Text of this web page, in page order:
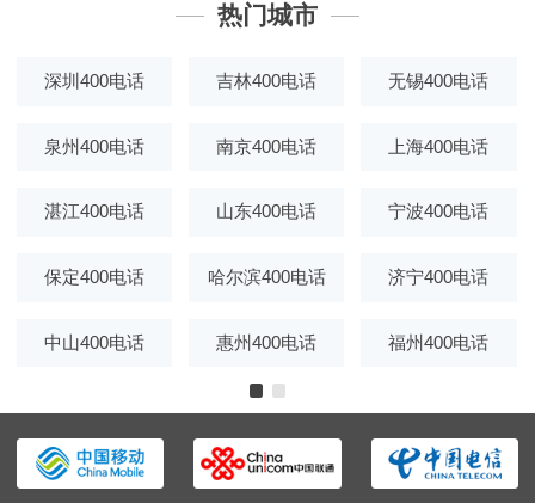
热门城市
深圳400电话 吉林400电话 无锡400电话
泉州400电话 南京400电话 上海400电话
湛江400电话 山东400电话 宁波400电话
保定400电话 哈尔滨400电话 济宁400电话
中山400电话 惠州400电话 福州400电话